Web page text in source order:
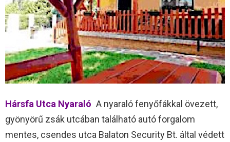
Hársfa Utca Nyaraló A nyaraló fenyőfákkal övezett,
gyönyörű zsák utcában található autó forgalom
mentes, csendes utca Balaton Security Bt. által védett